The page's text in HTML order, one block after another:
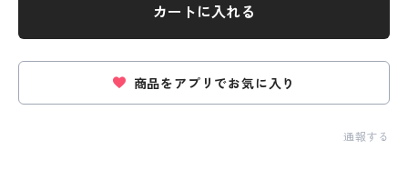
カートに入れる
商品をアプリでお気に入り
通報する